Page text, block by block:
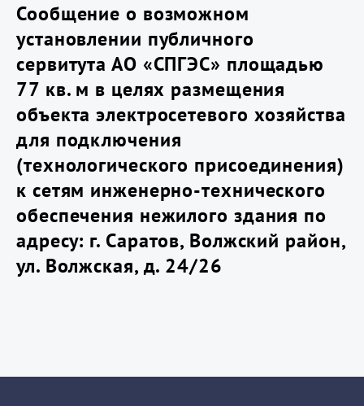
Сообщение о возможном
установлении публичного
сервитута АО «СПГЭС» площадью
77 кв. м в целях размещения
объекта электросетевого хозяйства
для подключения
(технологического присоединения)
к сетям инженерно-технического
обеспечения нежилого здания по
адресу: г. Саратов, Волжский район,
ул. Волжская, д. 24/26